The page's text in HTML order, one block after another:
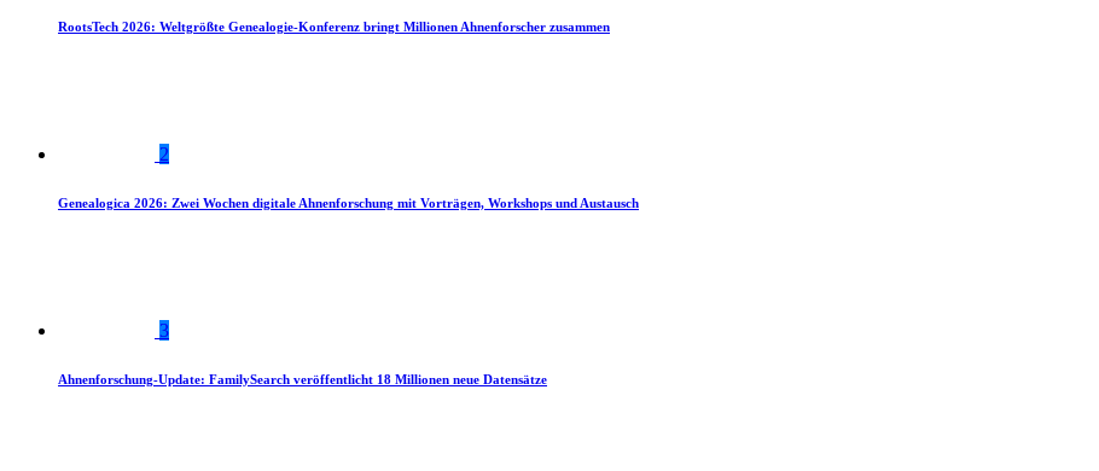
RootsTech 2026: Weltgrößte Genealogie-Konferenz bringt Millionen Ahnenforscher zusammen
2
Genealogica 2026: Zwei Wochen digitale Ahnenforschung mit Vorträgen, Workshops und Austausch
3
Ahnenforschung-Update: FamilySearch veröffentlicht 18 Millionen neue Datensätze